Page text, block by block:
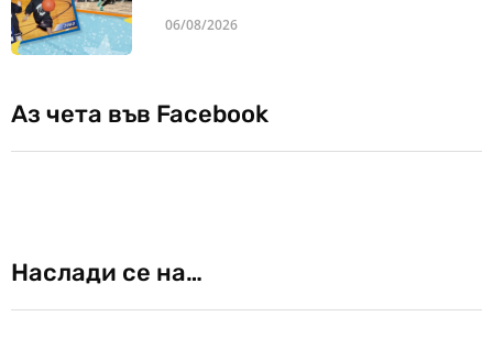
06/08/2026
Аз чета във Facebook
Наслади се на…